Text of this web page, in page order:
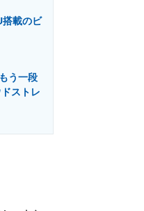
前線
搭載のビ
う一段
ストレ